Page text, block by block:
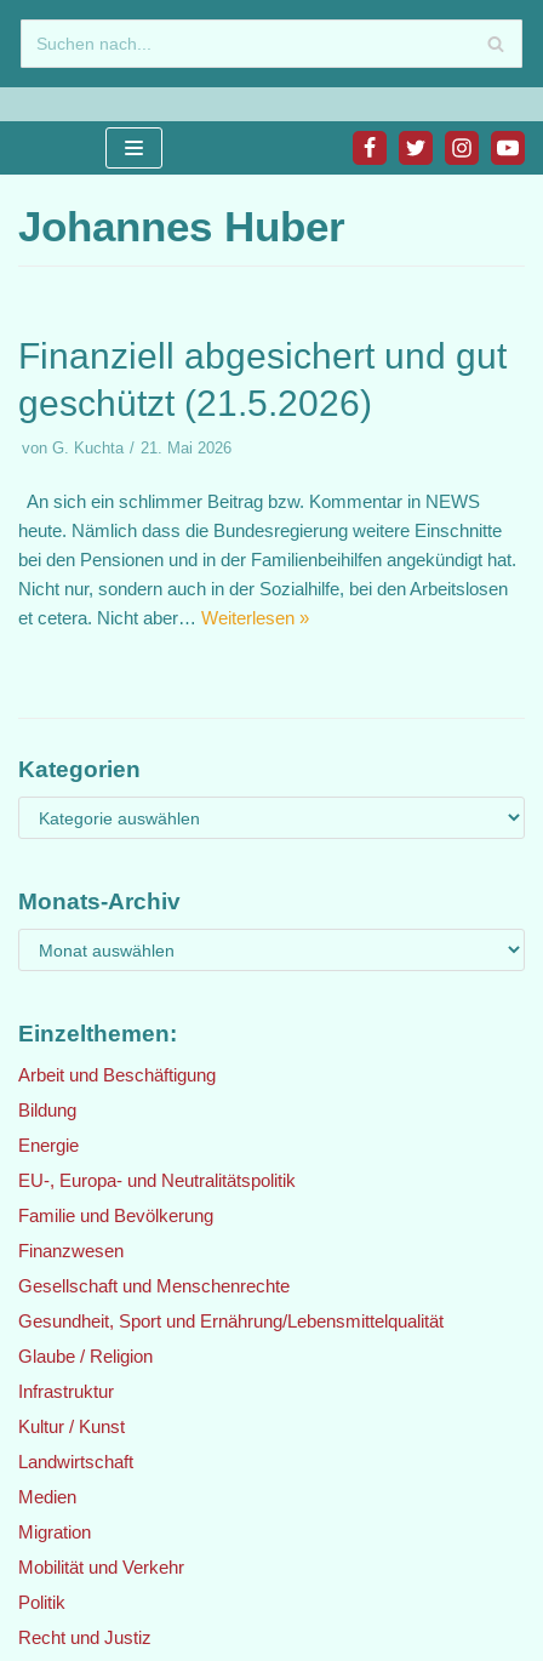
Zum
Inhalt
springen
Johannes Huber
Finanziell abgesichert und gut
geschützt (21.5.2026)
von G. Kuchta 21. Mai 2026
An sich ein schlimmer Beitrag bzw. Kommentar in NEWS
heute. Nämlich dass die Bundesregierung weitere Einschnitte
bei den Pensionen und in der Familienbeihilfen angekündigt hat.
Nicht nur, sondern auch in der Sozialhilfe, bei den Arbeitslosen
et cetera. Nicht aber… Weiterlesen »
Kategorien
Monats-Archiv
Einzelthemen:
Arbeit und Beschäftigung
Bildung
Energie
EU-, Europa- und Neutralitätspolitik
Familie und Bevölkerung
Finanzwesen
Gesellschaft und Menschenrechte
Gesundheit, Sport und Ernährung/Lebensmittelqualität
Glaube / Religion
Infrastruktur
Kultur / Kunst
Landwirtschaft
Medien
Migration
Mobilität und Verkehr
Politik
Recht und Justiz